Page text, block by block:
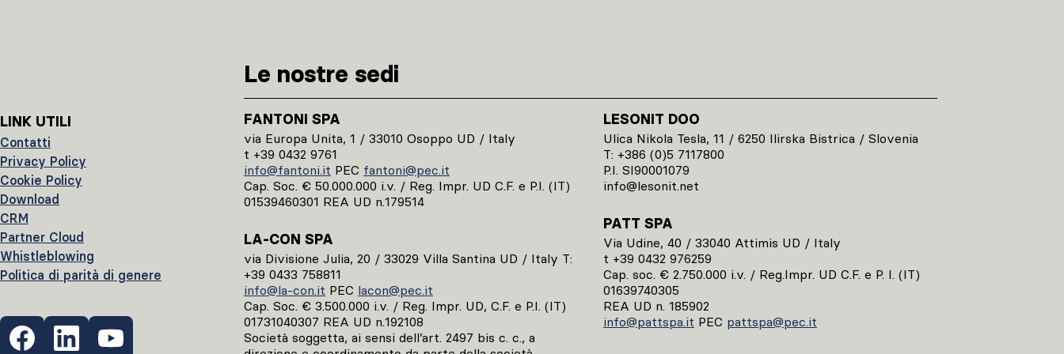
LINK UTILI
Contatti
Privacy Policy
Cookie Policy
Download
CRM
Partner Cloud
Whistleblowing
Politica di parità di genere
Le nostre sedi
FANTONI SPA
via Europa Unita, 1 / 33010 Osoppo UD / Italy
t +39 0432 9761
info@fantoni.it PEC fantoni@pec.it
Cap. Soc. € 50.000.000 i.v. / Reg. Impr. UD C.F. e P.I. (IT)
01539460301 REA UD n.179514
LA-CON SPA
via Divisione Julia, 20 / 33029 Villa Santina UD / Italy T:
+39 0433 758811
info@la-con.it PEC lacon@pec.it
Cap. Soc. € 3.500.000 i.v. / Reg. Impr. UD, C.F. e P.I. (IT)
01731040307 REA UD n.192108
Società soggetta, ai sensi dell’art. 2497 bis c. c., a
LESONIT DOO
Ulica Nikola Tesla, 11 / 6250 Ilirska Bistrica / Slovenia
T: +386 (0)5 7117800
P.I. SI90001079
info@lesonit.net
PATT SPA
Via Udine, 40 / 33040 Attimis UD / Italy
t +39 0432 976259
Cap. soc. € 2.750.000 i.v. / Reg.Impr. UD C.F. e P. I. (IT)
01639740305
REA UD n. 185902
info@pattspa.it PEC pattspa@pec.it